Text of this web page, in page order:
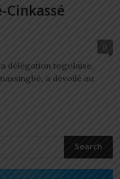
0
délégation togolaise,
a dévoilé au